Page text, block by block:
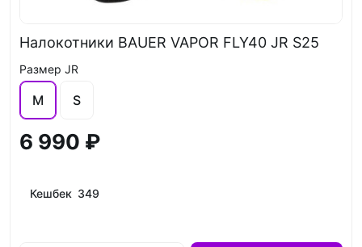
Налокотники BAUER VAPOR FLY40 JR S25
Размер JR
M S
6 990 ₽
Кешбек 349